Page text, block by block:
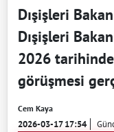
Dışişleri
Dışişleri
2026
görüşmesi
Cem Kaya
2026-03-17 17:54